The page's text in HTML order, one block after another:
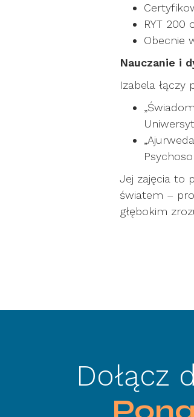
RYT 200
Obecnie
Nauczanie i
Izabela łączy
Jej zajęcia to
światem –
głębokim
Dołącz